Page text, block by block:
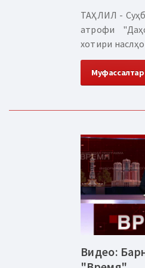
ТАҲЛИЛ -
атрофи
хотири
Муфассалтар
Видео: